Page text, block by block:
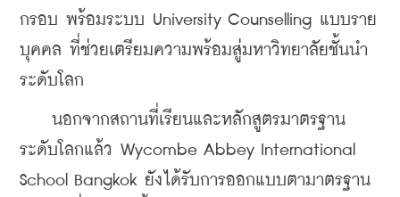
กรอบ พร้อมระบบ University Counselling แบบราย
บุคคล ที่ช่วยเตรียมความพร้อมสู่มหาวิทยาลัยชั้นนำ
ระดับโลก
นอกจากสถานที่เรียนและหลักสูตรมาตรฐาน
ระดับโลกแล้ว Wycombe Abbey International
School Bangkok ยังได้รับการออกแบบตามาตรฐาน